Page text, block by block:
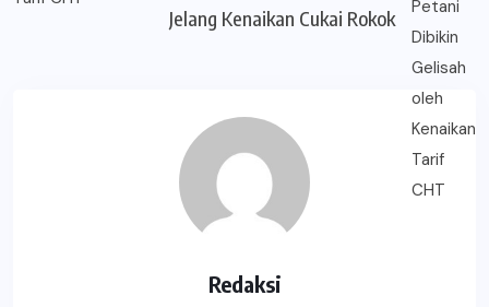
Jelang Kenaikan Cukai Rokok
Redaksi